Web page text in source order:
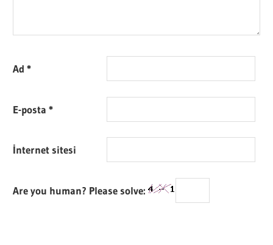
Ad*
E-posta*
İnternet sitesi
Are you human? Please solve: